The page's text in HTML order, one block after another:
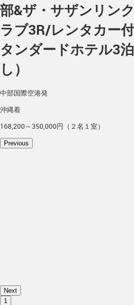
部&ザ・サザンリン
ラブ3R/レンタカー
タンダードホテル3
し）
中部国際空港発
沖縄着
168,200～350,000円（２名１室）
Previous
Next
1